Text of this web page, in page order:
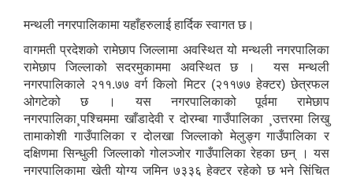
मन्थली नगरपालिकामा यहाँहरुलाई हार्दिक स्वागत छ।
वागमती प्रदेशको रामेछाप जिल्लामा अवस्थित यो मन्थली नगरपालिका
रामेछाप जिल्लाको सदरमुकाममा अवस्थित छ । यस मन्थली
नगरपालिकाले २११.७७ वर्ग किलो मिटर (२११७७ हेक्टर) छेत्रफल
ओगटेको छ । यस नगरपालिकाको पूर्वमा रामेछाप
नगरपालिका¸पश्चिममा खाँडादेवी र दोरम्बा गाउँपालिका ¸उत्तरमा लिखु
तामाकोशी गाउँपालिका र दोलखा जिल्लाको मेलुङ्ग गाउँपालिका र
दक्षिणमा सिन्धुली जिल्लाको गोलञ्जोर गाउँपालिका रेहका छन् । यस
नगरपालिकामा खेती योग्य जमिन ७३३६ हेक्टर रहेको छ भने सिंचित